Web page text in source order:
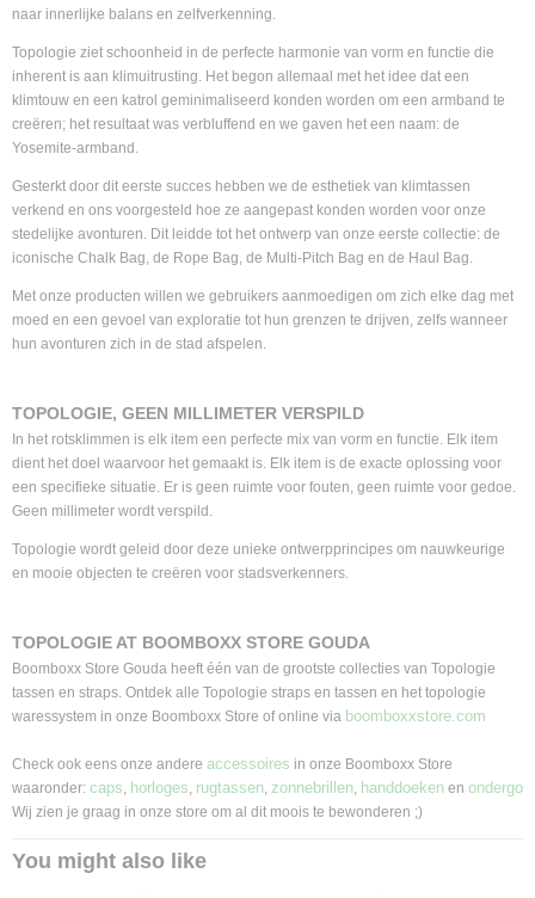
naar innerlijke balans en zelfverkenning.
Topologie ziet schoonheid in de perfecte harmonie van vorm en functie die
inherent is aan klimuitrusting. Het begon allemaal met het idee dat een
klimtouw en een katrol geminimaliseerd konden worden om een armband te
creëren; het resultaat was verbluffend en we gaven het een naam: de
Yosemite-armband.
Gesterkt door dit eerste succes hebben we de esthetiek van klimtassen
verkend en ons voorgesteld hoe ze aangepast konden worden voor onze
stedelijke avonturen. Dit leidde tot het ontwerp van onze eerste collectie: de
iconische Chalk Bag, de Rope Bag, de Multi-Pitch Bag en de Haul Bag.
Met onze producten willen we gebruikers aanmoedigen om zich elke dag met
moed en een gevoel van exploratie tot hun grenzen te drijven, zelfs wanneer
hun avonturen zich in de stad afspelen.
TOPOLOGIE, GEEN MILLIMETER VERSPILD
In het rotsklimmen is elk item een perfecte mix van vorm en functie. Elk item
dient het doel waarvoor het gemaakt is. Elk item is de exacte oplossing voor
een specifieke situatie. Er is geen ruimte voor fouten, geen ruimte voor gedoe.
Geen millimeter wordt verspild.
Topologie wordt geleid door deze unieke ontwerpprincipes om nauwkeurige
en mooie objecten te creëren voor stadsverkenners.
TOPOLOGIE AT BOOMBOXX STORE GOUDA
Boomboxx Store Gouda heeft één van de grootste collecties van Topologie
tassen en straps. Ontdek alle Topologie straps en tassen en het topologie
waressystem in onze Boomboxx Store of online via boomboxxstore.com
Check ook eens onze andere accessoires in onze Boomboxx Store
waaronder: caps, horloges, rugtassen, zonnebrillen, handdoeken en
Wij zien je graag in onze store om al dit moois te bewonderen ;)
You might also like